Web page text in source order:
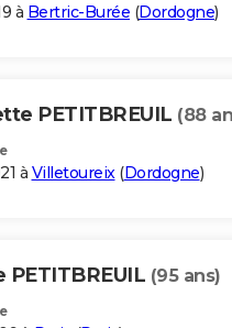
à Bertric-Burée (Dordogne)
PETITBREUIL (88
à Villetoureix(Dordogne)
PETITBREUIL (95 ans)